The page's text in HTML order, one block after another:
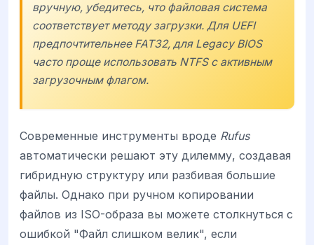
вручную, убедитесь, что файловая система
соответствует методу загрузки. Для UEFI
предпочтительнее FAT32, для Legacy BIOS
часто проще использовать NTFS с активным
загрузочным флагом.
Современные инструменты вроде Rufus
автоматически решают эту дилемму, создавая
гибридную структуру или разбивая большие
файлы. Однако при ручном копировании
файлов из ISO-образа вы можете столкнуться с
ошибкой "Файл слишком велик", если